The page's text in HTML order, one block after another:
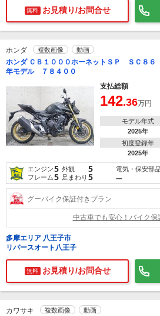
無料 お見積り/お問合せ
ホンダ 複数画像 動画
ホンダ ＣＢ１０００ホーネットＳＰ ＳＣ８
年モデル ７８４００
支払総額
142.36万円
モデル年式
2025年
初度登録年
2025年
エンジン5 外観 5
フレーム5 足まわり 5
電気・保安部
―
グーバイク保証付きプラン
中古車でも安心！バイク保
多摩エリア 八王子市
リバースオート八王子
無料 お見積り/お問合せ
カワサキ 複数画像 動画